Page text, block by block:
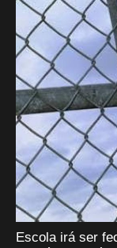
Escola irá ser